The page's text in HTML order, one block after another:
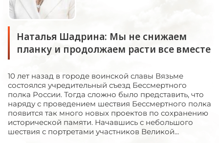
Наталья Шадрина: Мы не снижаем
планку и продолжаем расти все вместе
10 лет назад в городе воинской славы Вязьме
состоялся учредительный съезд Бессмертного
полка России. Тогда сложно было представить, что
наряду с проведением шествия Бессмертного полка
появится так много новых проектов по сохранению
исторической памяти. Начавшись с небольшого
шествия с портретами участников Великой...